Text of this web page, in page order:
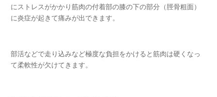
にストレスがかかり筋肉の付着部の膝の下の部分（脛骨粗面）
に炎症が起きて痛みが出できます。
部活などで走り込みなど極度な負担をかけると筋肉は硬くなっ
て柔軟性が欠けてきます。